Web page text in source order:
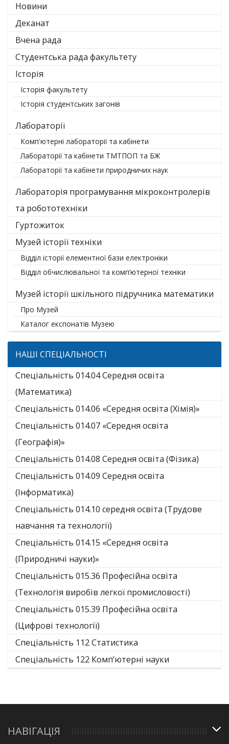
Новини
Деканат
Вчена рада
Студентська рада факультету
Історія
Історія факультету
Історія студентських загонів
Лабораторії
Комп'ютерні лабораторії та кабінети
Лабораторії та кабінети ТМТПОП та БЖ
Лабораторії та кабінети природничих наук
Лабораторія програмування мікроконтролерів
та робототехніки
Гуртожиток
Музей історії техніки
Відділ історії елементної бази електроніки
Відділ обчислювальної та комп’ютерної техніки
Музей історії шкільного підручника математики
Про Музей
Каталог експонатів Музею
НАШІ СПЕЦІАЛЬНОСТІ
Спеціальність 014.04 Середня освіта
(Математика)
Спеціальність 014.06 «Середня освіта (Хімія)»
Спеціальність 014.07 «Середня освіта
(Географія)»
Спеціальність 014.08 Середня освіта (Фізика)
Спеціальність 014.09 Середня освіта
(Інформатика)
Спеціальність 014.10 середня освіта (Трудове
навчання та технології)
Спеціальність 014.15 «Середня освіта
(Природничі науки)»
Спеціальність 015.36 Професійна освіта
(Технологія виробів легкої промисловості)
Спеціальність 015.39 Професійна освіта
(Цифрові технології)
Спеціальність 112 Статистика
Спеціальність 122 Комп’ютерні науки
НАВІГАЦІЯ